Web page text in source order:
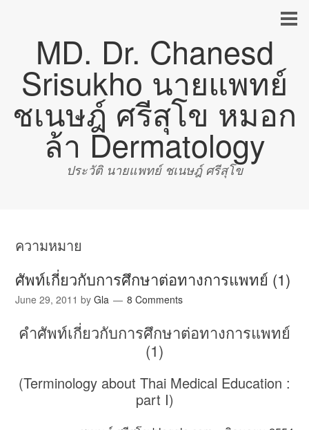
MD. Dr. Chanesd
Srisukho นายแพทย์
ชเนษฎ์ ศรีสุโข หมอก
ล้า Dermatology
ประวัติ นายแพทย์ ชเนษฎ์ ศรีสุโข
ความหมาย
ศัพท์เกี่ยวกับการศึกษาต่อทางการแพทย์ (1)
June 29, 2011 byGla 8 Comments
คำศัพท์เกี่ยวกับการศึกษาต่อทางการแพทย์
(1)
(Terminology about Thai Medical Education :
part I)